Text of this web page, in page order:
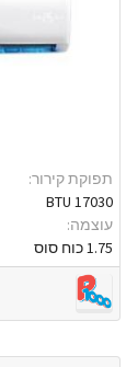
תפוקת קירור:
17030 BTU
עוצמה:
1.75 כוח סוס